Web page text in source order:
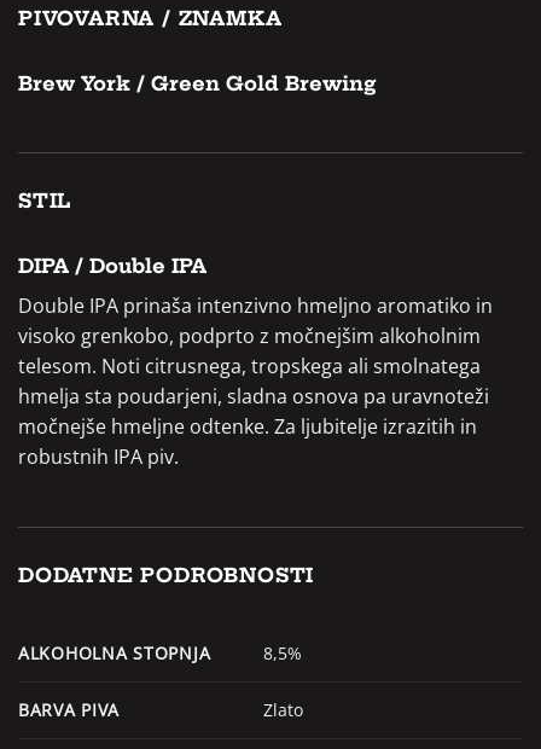
PIVOVARNA / ZNAMKA
Brew York / Green Gold Brewing
STIL
DIPA / Double IPA
Double IPA prinaša intenzivno hmeljno aromatiko in
visoko grenkobo, podprto z močnejšim alkoholnim
telesom. Noti citrusnega, tropskega ali smolnatega
hmelja sta poudarjeni, sladna osnova pa uravnoteži
močnejše hmeljne odtenke. Za ljubitelje izrazitih in
robustnih IPA piv.
DODATNE PODROBNOSTI
ALKOHOLNA STOPNJA 8,5%
BARVA PIVA Zlato